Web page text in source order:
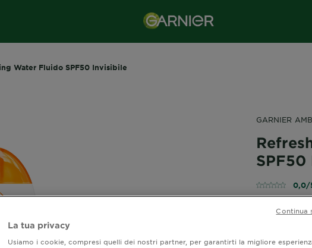
Water Fluido SPF50 Invisibile
GARNIER
0,0/
Garnier
Water Fluid
La tua privacy
Usiamo i cookie, compresi quelli dei nostri partner, per garantirti la migliore
Continua